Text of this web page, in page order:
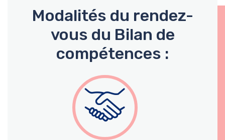
Modalités du rendez-
vous du Bilan de
compétences :